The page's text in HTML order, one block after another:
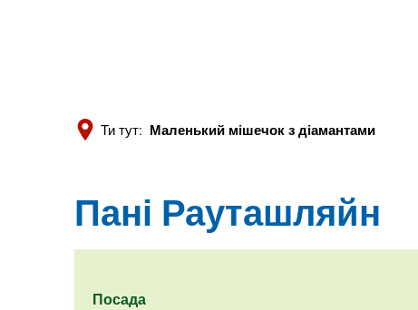
Ти тут: Маленький мішечок з діамантами
Пані Рауташляйн
Посада